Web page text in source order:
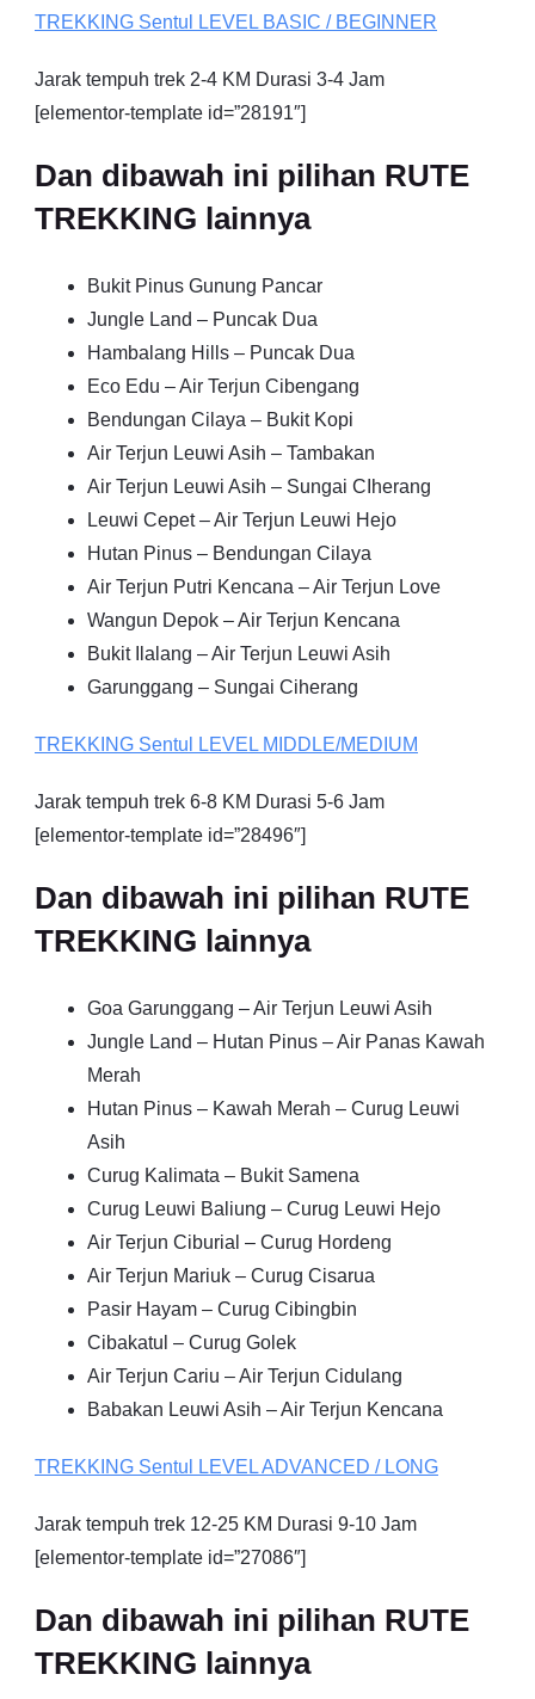
TREKKING Sentul LEVEL BASIC / BEGINNER
Jarak tempuh trek 2-4 KM Durasi 3-4 Jam
[elementor-template id=”28191″]
Dan dibawah ini pilihan RUTE
TREKKING lainnya
Bukit Pinus Gunung Pancar
Jungle Land – Puncak Dua
Hambalang Hills – Puncak Dua
Eco Edu – Air Terjun Cibengang
Bendungan Cilaya – Bukit Kopi
Air Terjun Leuwi Asih – Tambakan
Air Terjun Leuwi Asih – Sungai CIherang
Leuwi Cepet – Air Terjun Leuwi Hejo
Hutan Pinus – Bendungan Cilaya
Air Terjun Putri Kencana – Air Terjun Love
Wangun Depok – Air Terjun Kencana
Bukit Ilalang – Air Terjun Leuwi Asih
Garunggang – Sungai Ciherang
TREKKING Sentul LEVEL MIDDLE/MEDIUM
Jarak tempuh trek 6-8 KM Durasi 5-6 Jam
[elementor-template id=”28496″]
Dan dibawah ini pilihan RUTE
TREKKING lainnya
Goa Garunggang – Air Terjun Leuwi Asih
Jungle Land – Hutan Pinus – Air Panas Kawah
Merah
Hutan Pinus – Kawah Merah – Curug Leuwi
Asih
Curug Kalimata – Bukit Samena
Curug Leuwi Baliung – Curug Leuwi Hejo
Air Terjun Ciburial – Curug Hordeng
Air Terjun Mariuk – Curug Cisarua
Pasir Hayam – Curug Cibingbin
Cibakatul – Curug Golek
Air Terjun Cariu – Air Terjun Cidulang
Babakan Leuwi Asih – Air Terjun Kencana
TREKKING Sentul LEVEL ADVANCED / LONG
Jarak tempuh trek 12-25 KM Durasi 9-10 Jam
[elementor-template id=”27086″]
Dan dibawah ini pilihan RUTE
TREKKING lainnya